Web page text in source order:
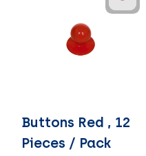
Buttons Red , 12
Pieces / Pack